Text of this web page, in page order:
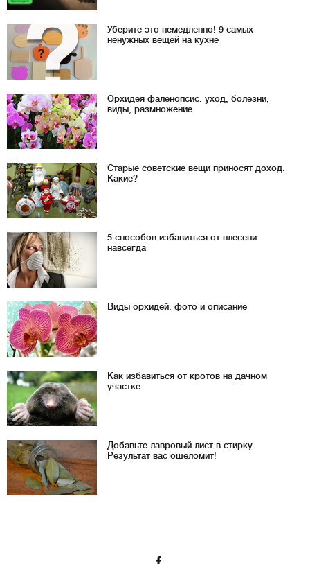
Уберите это немедленно! 9 самых
ненужных вещей на кухне
Орхидея фаленопсис: уход, болезни,
виды, размножение
Старые советские вещи приносят доход.
Какие?
5 способов избавиться от плесени
навсегда
Виды орхидей: фото и описание
Как избавиться от кротов на дачном
участке
Добавьте лавровый лист в стирку.
Результат вас ошеломит!